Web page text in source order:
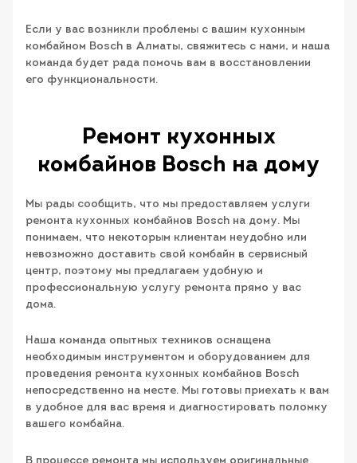
Если у вас возникли проблемы с вашим кухонным
комбайном Bosch в Алматы, свяжитесь с нами, и наша
команда будет рада помочь вам в восстановлении
его функциональности.
Ремонт кухонных
комбайнов Bosch на дому
Мы рады сообщить, что мы предоставляем услуги
ремонта кухонных комбайнов Bosch на дому. Мы
понимаем, что некоторым клиентам неудобно или
невозможно доставить свой комбайн в сервисный
центр, поэтому мы предлагаем удобную и
профессиональную услугу ремонта прямо у вас
дома.
Наша команда опытных техников оснащена
необходимым инструментом и оборудованием для
проведения ремонта кухонных комбайнов Bosch
непосредственно на месте. Мы готовы приехать к вам
в удобное для вас время и диагностировать поломку
вашего комбайна.